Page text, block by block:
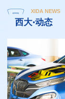
XIDA NEWS
西大·动态